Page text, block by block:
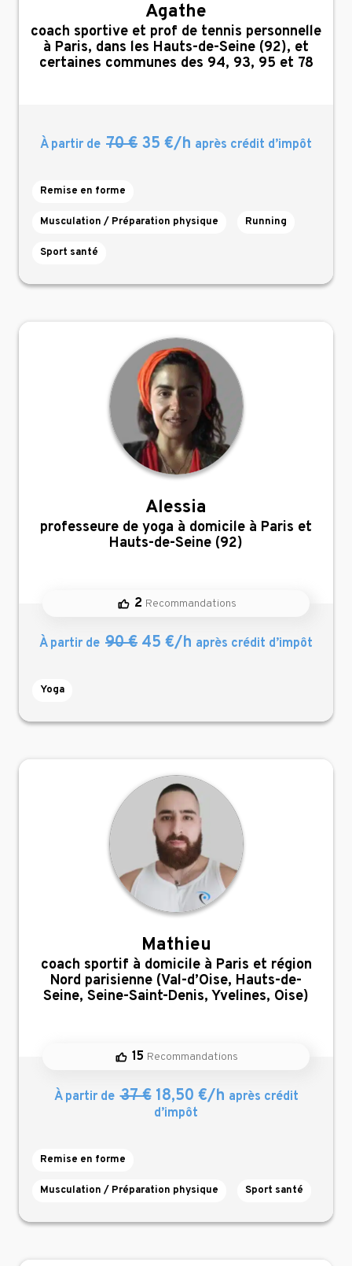
Agathe
,
coach sportive et prof de tennis personnelle
à Paris, dans les Hauts-de-Seine (92), et
certaines communes des 94, 93, 95 et 78
À partir de 70 € 35 €/h après crédit d’impôt
Remise en forme
Musculation / Préparation physique Running
Sport santé
Alessia
,
professeure de yoga à domicile à Paris et
Hauts-de-Seine (92)
2 Recommandations
À partir de 90 € 45 €/h après crédit d’impôt
Yoga
Mathieu
,
coach sportif à domicile à Paris et région
Nord parisienne (Val-d’Oise, Hauts-de-
Seine, Seine-Saint-Denis, Yvelines, Oise)
15 Recommandations
À partir de 37 €18,50 €/h après crédit
d’impôt
Remise en forme
Musculation / Préparation physique Sport santé